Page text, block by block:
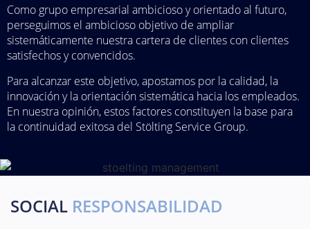
Como grupo empresarial ambicioso y orientado al futuro,
perseguimos el ambicioso objetivo de ampliar
sistemáticamente nuestra cartera de clientes con clientes
satisfechos y convencidos.
Para alcanzar este objetivo, apostamos por la calidad, la
innovación y la orientación sistemática hacia los empleados.
En nuestra opinión, estos factores constituyen la base para
la continuidad exitosa del Stölting Service Group.
SOCIAL RESPONSABILIDAD